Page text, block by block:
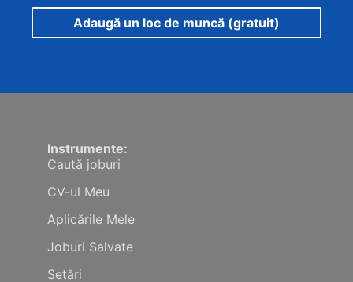
Adaugă un loc de muncă (gratuit)
Instrumente:
Caută joburi
CV-ul Meu
Aplicările Mele
Joburi Salvate
Setări